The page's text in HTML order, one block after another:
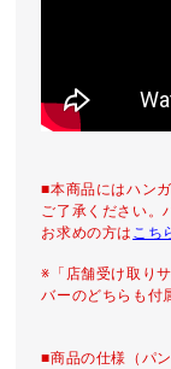
■本商品にはハン
ご了承ください。
お求めの方は こち
※「店舗受け取り
バーのどちらも付
■商品の仕様（パ